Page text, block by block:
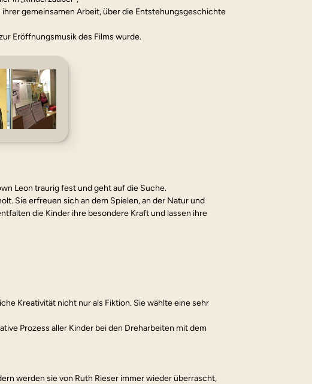
gemeinsamen Arbeit, über die Entstehungsgeschichte
Eröffnungsmusik des Films wurde.
Leon traurig fest und geht auf die Suche.
Sie erfreuen sich an dem Spielen, an der Natur und
die Kinder ihre besondere Kraft und lassen ihre
Kreativität nicht nur als Fiktion. Sie wählte eine sehr
Prozess aller Kinder bei den Dreharbeiten mit dem
werden sie von Ruth Rieser immer wieder überrascht,